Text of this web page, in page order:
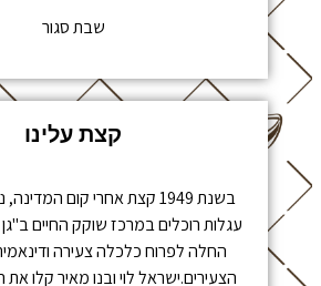
שבת סגור
קצת עלינו
בשנת 1949 קצת אחרי קום
עגלות רוכלים במרכז שוקק החיים
החלה לפרוח כלכלה צעירה
הצעירים.ישראל לוי ובנו מאיר קלו את